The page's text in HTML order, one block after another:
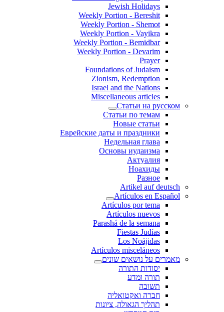
Jewish Holidays
Weekly Portion - Bereshit
Weekly Portion - Shemot
Weekly Portion - Vayikra
Weekly Portion - Bemidbar
Weekly Portion - Devarim
Prayer
Foundations of Judaism
Zionism, Redemption
Israel and the Nations
Miscellaneous articles
Статьи на русском
Статьи по темам
Новые статьи
Еврейские даты и праздники
Недельная глава
Основы иудаизма
Актуалия
Ноахиды
Разное
Artikel auf deutsch
Artículos en Español
Artículos por tema
Artículos nuevos
Parashá de la semana
Fiestas Judías
Los Noájidas
Artículos misceláneos
מאמרים על נושאים שונים
יסודות התורה
תורה ומדע
תשובה
חברה ואקטואליה
תהליך הגאולה, ציונות